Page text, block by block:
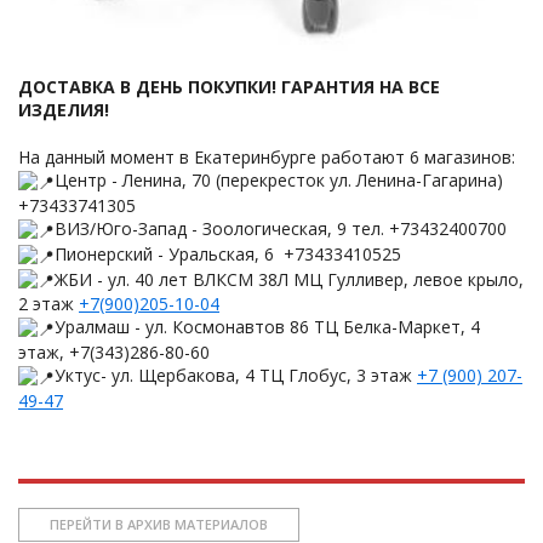
ДОСТАВКА В ДЕНЬ ПОКУПКИ! ГАРАНТИЯ НА ВСЕ
ИЗДЕЛИЯ!
На данный момент в Екатеринбурге работают 6 магазинов:
Центр - Ленина, 70 (перекресток ул. Ленина-Гагарина)
+73433741305
ВИЗ/Юго-Запад - Зоологическая, 9 тел. +73432400700
Пионерский - Уральская, 6 +73433410525
ЖБИ - ул. 40 лет ВЛКСМ 38Л МЦ Гулливер, левое крыло,
2 этаж +7(900)205-10-04
Уралмаш - ул. Космонавтов 86 ТЦ Белка-Маркет, 4
этаж, +7(343)286-80-60
Уктус- ул. Щербакова, 4 ТЦ Глобус, 3 этаж +7 (900) 207-
49-47
ПЕРЕЙТИ В АРХИВ МАТЕРИАЛОВ